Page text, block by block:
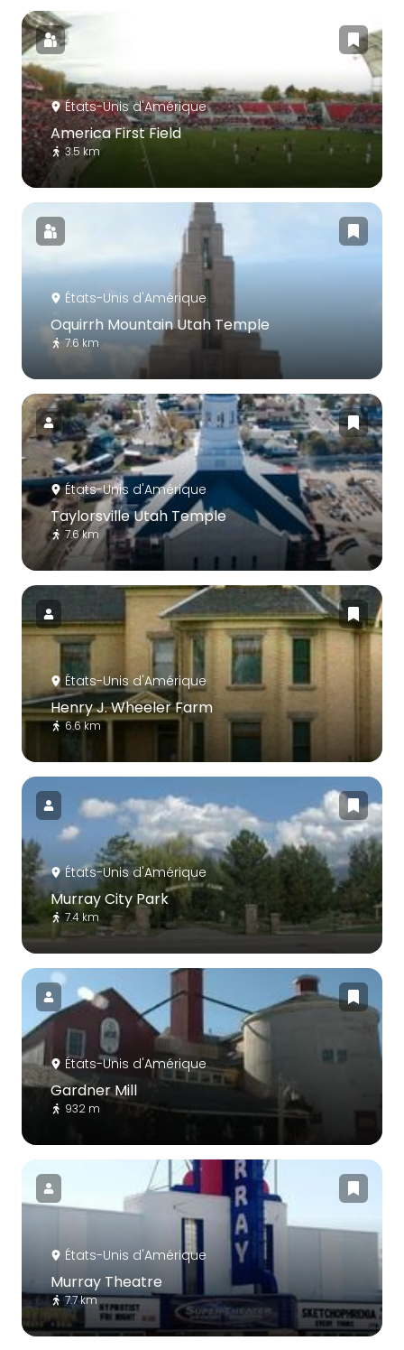
États-Unis d'Amérique
America First Field
3.5 km
États-Unis d'Amérique
Oquirrh Mountain Utah Temple
7.6 km
États-Unis d'Amérique
Taylorsville Utah Temple
7.6 km
États-Unis d'Amérique
Henry J. Wheeler Farm
6.6 km
États-Unis d'Amérique
Murray City Park
7.4 km
États-Unis d'Amérique
Gardner Mill
932 m
États-Unis d'Amérique
Murray Theatre
7.7 km